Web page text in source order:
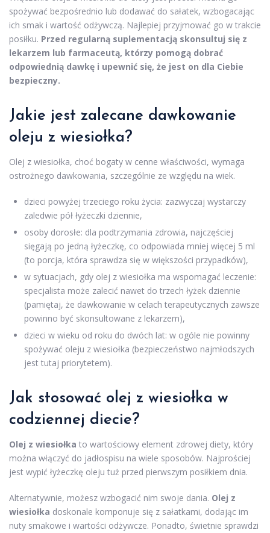
spożywać bezpośrednio lub dodawać do sałatek, wzbogacając
ich smak i wartość odżywczą. Najlepiej przyjmować go w trakcie
posiłku. Przed regularną suplementacją skonsultuj się z
lekarzem lub farmaceutą, którzy pomogą dobrać
odpowiednią dawkę i upewnić się, że jest on dla Ciebie
bezpieczny.
Jakie jest zalecane dawkowanie
oleju z wiesiołka?
Olej z wiesiołka, choć bogaty w cenne właściwości, wymaga
ostrożnego dawkowania, szczególnie ze względu na wiek.
dzieci powyżej trzeciego roku życia: zazwyczaj wystarczy
zaledwie pół łyżeczki dziennie,
osoby dorosłe: dla podtrzymania zdrowia, najczęściej
sięgają po jedną łyżeczkę, co odpowiada mniej więcej 5 ml
(to porcja, która sprawdza się w większości przypadków),
w sytuacjach, gdy olej z wiesiołka ma wspomagać leczenie:
specjalista może zalecić nawet do trzech łyżek dziennie
(pamiętaj, że dawkowanie w celach terapeutycznych zawsze
powinno być skonsultowane z lekarzem),
dzieci w wieku od roku do dwóch lat: w ogóle nie powinny
spożywać oleju z wiesiołka (bezpieczeństwo najmłodszych
jest tutaj priorytetem).
Jak stosować olej z wiesiołka w
codziennej diecie?
Olej z wiesiołka to wartościowy element zdrowej diety, który
można włączyć do jadłospisu na wiele sposobów. Najprościej
jest wypić łyżeczkę oleju tuż przed pierwszym posiłkiem dnia.
Alternatywnie, możesz wzbogacić nim swoje dania. Olej z
wiesiołka doskonale komponuje się z sałatkami, dodając im
nuty smakowe i wartości odżywcze. Ponadto, świetnie sprawdzi